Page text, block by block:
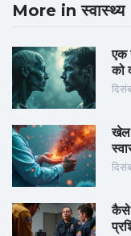
More in स्वास्थ्य
एक
को
खेल
कैसे